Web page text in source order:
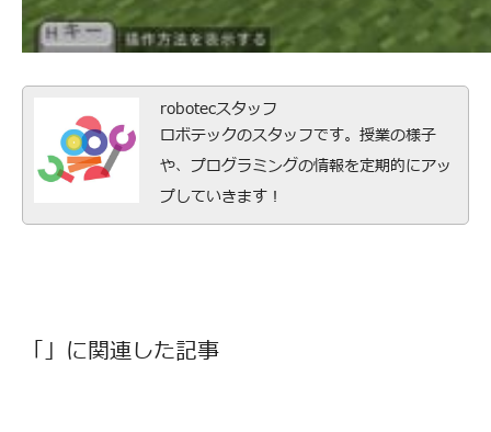
robotecスタッフ
ロボテックのスタッフです。授業の様子
や、プログラミングの情報を定期的にアッ
プしていきます！
「」に関連した記事